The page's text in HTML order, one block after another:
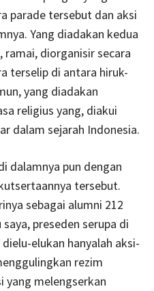
parade tersebut dan aksi
Yang diadakan kedua
ramai, diorganisir secara
terselip di antara hiruk-
yang diadakan
religius yang, diakui
dalam sejarah Indonesia.
dalamnya pun dengan
tersebut.
sebagai alumni 212
preseden serupa di
elukan hanyalah aksi-
rezim
yang melengserkan